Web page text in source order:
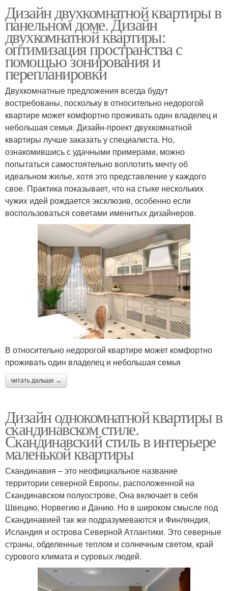
Дизайн двухкомнатной квартиры в
панельном доме. Дизайн
двухкомнатной квартиры:
оптимизация пространства с
помощью зонирования и
перепланировки
Двухкомнатные предложения всегда будут
востребованы, поскольку в относительно недорогой
квартире может комфортно проживать один владелец и
небольшая семья. Дизайн-проект двухкомнатной
квартиры лучше заказать у специалиста. Но,
ознакомившись с удачными примерами, можно
попытаться самостоятельно воплотить мечту об
идеальном жилье, хотя это представление у каждого
свое. Практика показывает, что на стыке нескольких
чужих идей рождается эксклюзив, особенно если
воспользоваться советами именитых дизайнеров.
В относительно недорогой квартире может комфортно
проживать один владелец и небольшая семья
читать дальше →
Дизайн однокомнатной квартиры в
скандинавском стиле.
Скандинавский стиль в интерьере
маленькой квартиры
Скандинавия – это неофициальное название
территории северной Европы, расположенной на
Скандинавском полуострове, Она включает в себя
Швецию, Норвегию и Данию. Но в широком смысле под
Скандинавией так же подразумеваются и Финляндия,
Исландия и острова Северной Атлантики. Это северные
страны, обделенные теплом и солнечным светом, край
сурового климата и суровых людей.